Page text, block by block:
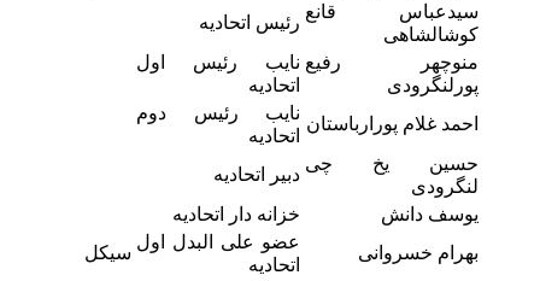
سیدعباس قانع
کوشالشاهی
رئیس اتحادیه
منوچهر رفیع
پورلنگرودی
نایب رئیس اول
اتحادیه
احمد غلام پورارباستان
نایب رئیس دوم
اتحادیه
حسین یخ چی
لنگرودی
دبیر اتحادیه
یوسف دانش
خزانه دار اتحادیه
بهرام خسروانی
عضو علی البدل اول
اتحادیه
سیکل